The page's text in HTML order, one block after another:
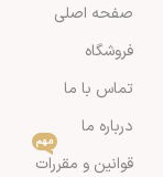
صفحه اصلی
فروشگاه
تماس با ما
درباره ما
قوانین و مقررات
مهم